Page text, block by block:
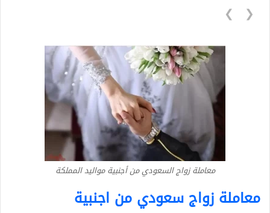
❮
❯
معاملة زواج السعودي من أجنبية مواليد المملكة
معاملة زواج سعودي من اجنبية